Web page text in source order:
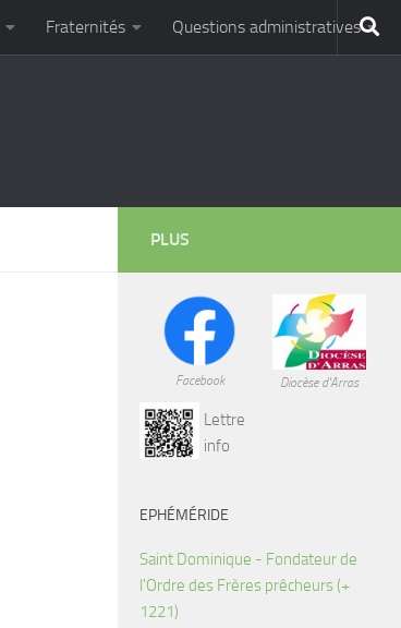
Fraternités Questions administratives
PLUS
Facebook
Lettre
info
Diocèse d'Arras
EPHÉMÉRIDE
Saint Dominique - Fondateur de
l'Ordre des Frères prêcheurs (+
1221)